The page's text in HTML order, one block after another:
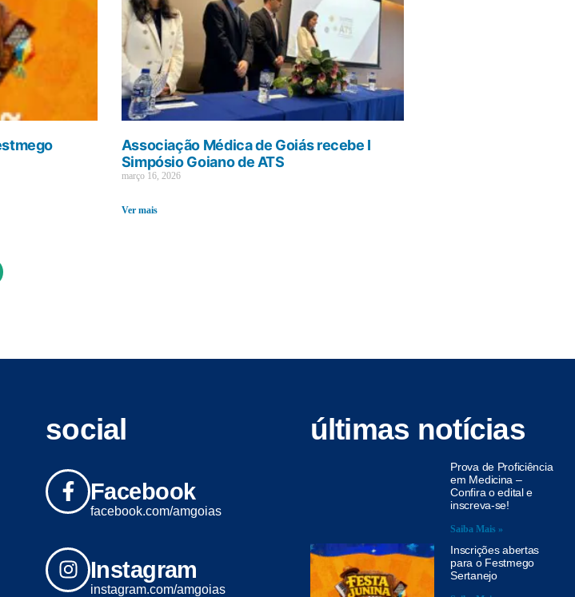
Associação Médica de Goiás recebe I
Simpósio Goiano de ATS
março 16, 2026
Ver mais
social
Facebook
facebook.com/amgoias
Instagram
instagram.com/amgoias
últimas notícias
Prova de Proficiência
em Medicina –
Confira o edital e
inscreva-se!
Saiba Mais »
Inscrições abertas
para o Festmego
Sertanejo